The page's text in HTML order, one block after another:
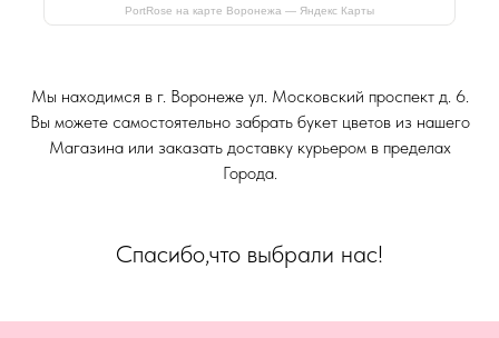
PortRose на карте Воронежа — Яндекс Карты
Мы находимся в г. Воронеже ул. Московский проспект д. 6.
Вы можете самостоятельно забрать букет цветов из нашего
Магазина или заказать доставку курьером в пределах
Города.
Спасибо,что выбрали нас!